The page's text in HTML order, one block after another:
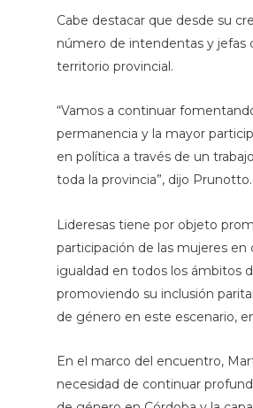
Cabe destacar que desde su
número de intendentas y jefas
territorio provincial.
“Vamos a continuar
permanencia y la mayor
en política a través de un
toda la provincia”, dijo Prunotto.
Lideresas tiene por objeto
participación de las mujeres en
igualdad en todos los ámbitos
promoviendo su inclusión
de género en este escenario,
En el marco del encuentro,
necesidad de continuar